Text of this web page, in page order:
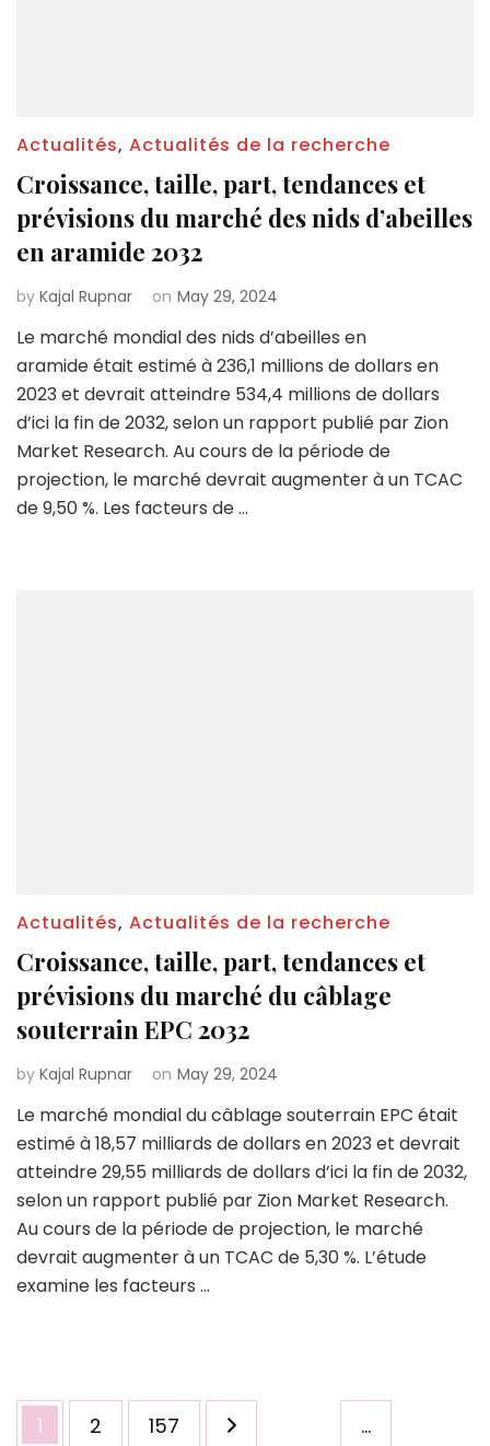
Actualités, Actualités de la recherche
Croissance, taille, part, tendances et
prévisions du marché des nids d’abeilles
en aramide 2032
by Kajal Rupnar on May 29, 2024
Le marché mondial des nids d’abeilles en
aramide était estimé à 236,1 millions de dollars en
2023 et devrait atteindre 534,4 millions de dollars
d’ici la fin de 2032, selon un rapport publié par Zion
Market Research. Au cours de la période de
projection, le marché devrait augmenter à un TCAC
de 9,50 %. Les facteurs de …
Actualités, Actualités de la recherche
Croissance, taille, part, tendances et
prévisions du marché du câblage
souterrain EPC 2032
by Kajal Rupnar on May 29, 2024
Le marché mondial du câblage souterrain EPC était
estimé à 18,57 milliards de dollars en 2023 et devrait
atteindre 29,55 milliards de dollars d’ici la fin de 2032,
selon un rapport publié par Zion Market Research.
Au cours de la période de projection, le marché
devrait augmenter à un TCAC de 5,30 %. L’étude
examine les facteurs …
Posts
Page
1 Page
2 …
Page
157